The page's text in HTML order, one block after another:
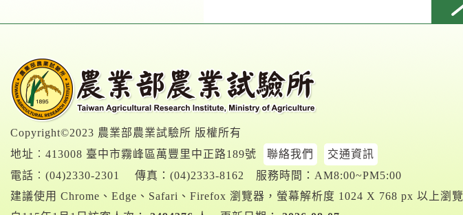
Copyright©2023 農業部農業試驗所 版權所有
地址︰413008 臺中市霧峰區萬豐里中正路189號
聯絡我們
交通資訊
電話︰ (04)2330-2301 傳真：(04)2333-8162
服務時間：AM8:00~PM5:00
建議使用 Chrome、Edge、Safari、Firefox 瀏覽器，螢幕解析度 1024 X 768 px 以上瀏覽